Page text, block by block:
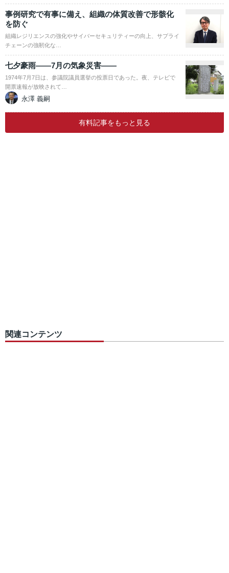
事例研究で有事に備え、組織の体質改善で形骸化
を防ぐ
組織レジリエンスの強化やサイバーセキュリティーの向上、サプライ
チェーンの強靭化な…
七夕豪雨――7月の気象災害――
1974年7月7日は、参議院議員選挙の投票日であった。夜、テレビで
開票速報が放映されて…
永澤 義嗣
有料記事をもっと見る
関連コンテンツ